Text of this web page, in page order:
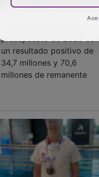
presupuesto de 2025 con
un resultado positivo de
34,7 millones y 70,6
millones de remanente